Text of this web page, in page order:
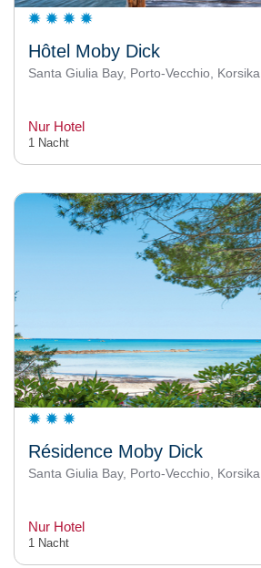
Hôtel Moby Dick
Santa Giulia Bay, Porto-Vecchio, Korsika
Nur Hotel
1 Nacht
Résidence Moby Dick
Santa Giulia Bay, Porto-Vecchio, Korsika
Nur Hotel
1 Nacht